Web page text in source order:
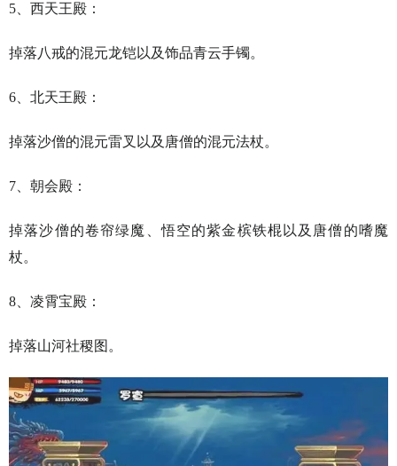
5、西天王殿：
掉落八戒的混元龙铠以及饰品青云手镯。
6、北天王殿：
掉落沙僧的混元雷叉以及唐僧的混元法杖。
7、朝会殿：
掉落沙僧的卷帘绿魔、悟空的紫金槟铁棍以及唐僧的嗜魔
杖。
8、凌霄宝殿：
掉落山河社稷图。